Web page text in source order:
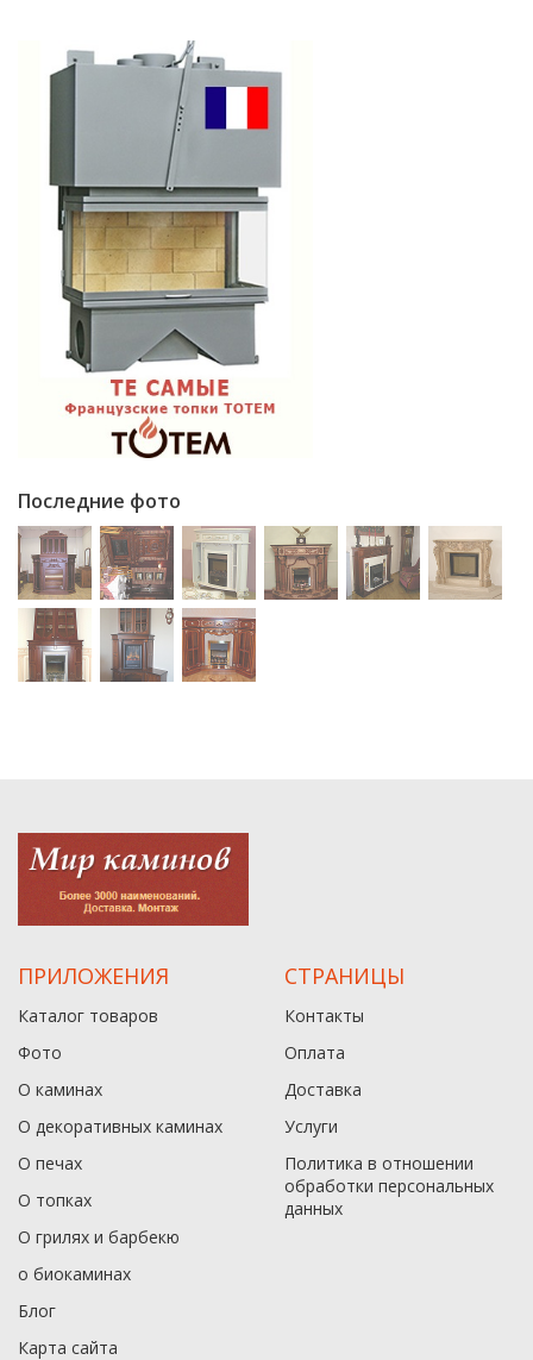
Последние фото
ПРИЛОЖЕНИЯ
Каталог товаров
Фото
О каминах
О декоративных каминах
О печах
О топках
О грилях и барбекю
о биокаминах
Блог
Карта сайта
СТРАНИЦЫ
Контакты
Оплата
Доставка
Услуги
Политика в отношении
обработки персональных
данныx